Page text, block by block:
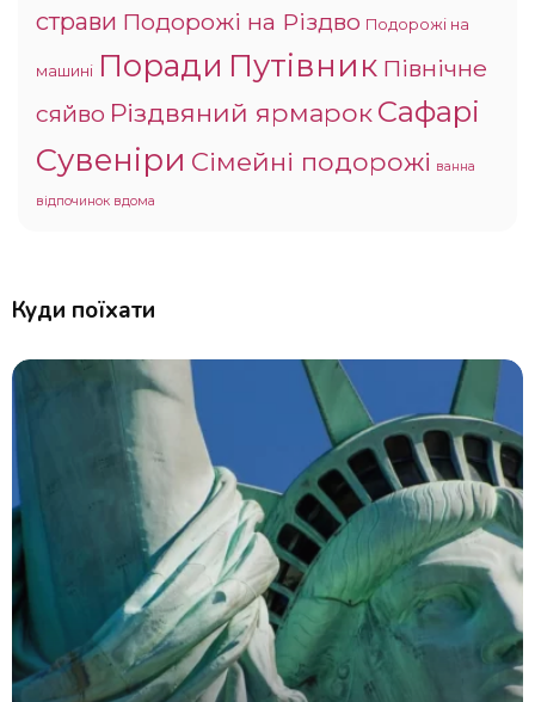
страви Подорожі на Різдво Подорожі на
машині Поради Путівник Північне
сяйво Різдвяний ярмарокСафарі
Сувеніри Сімейні подорожі ванна
відпочинок вдома
Куди поїхати